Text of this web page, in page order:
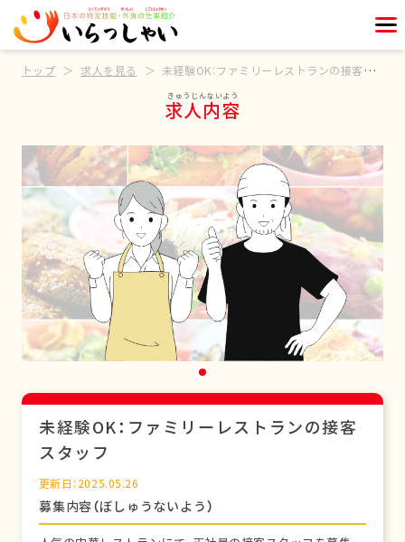
トップ 求人を見る 未経験OK：ファミリーレストランの接客スタッフ
求人内容
未経験OK：ファミリーレストランの接客
スタッフ
更新日：2025.05.26
募集内容（ぼしゅうないよう）